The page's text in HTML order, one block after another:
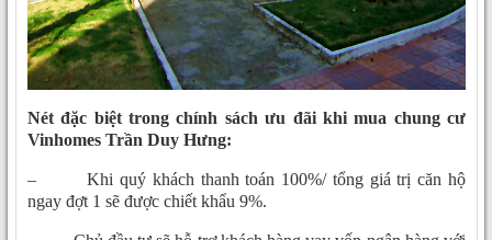
Nét đặc biệt trong chính sách ưu đãi khi mua chung cư
Vinhomes Trần Duy Hưng:
– Khi quý khách thanh toán 100%/ tổng giá trị căn hộ
ngay đợt 1 sẽ được chiết khẩu 9%.